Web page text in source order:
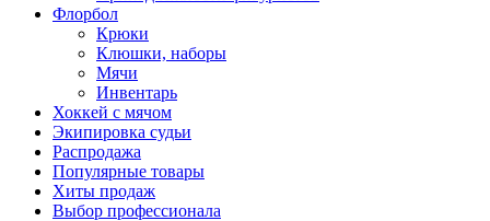
Флорбол
Крюки
Клюшки, наборы
Мячи
Инвентарь
Хоккей с мячом
Экипировка судьи
Распродажа
Популярные товары
Хиты продаж
Выбор профессионала